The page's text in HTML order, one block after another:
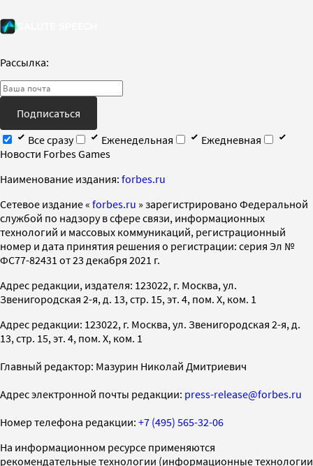
Рассылка:
Подписаться
Все сразу
Еженедельная
Ежедневная
Новости Forbes Games
Наименование издания: forbes.ru
Cетевое издание « forbes.ru » зарегистрировано Федеральной
службой по надзору в сфере связи, информационных
технологий и массовых коммуникаций, регистрационный
номер и дата принятия решения о регистрации: серия Эл №
ФС77-82431 от 23 декабря 2021 г.
Адрес редакции, издателя: 123022, г. Москва, ул.
Звенигородская 2-я, д. 13, стр. 15, эт. 4, пом. X, ком. 1
Адрес редакции: 123022, г. Москва, ул. Звенигородская 2-я, д.
13, стр. 15, эт. 4, пом. X, ком. 1
Главный редактор: Мазурин Николай Дмитриевич
Адрес электронной почты редакции: press-release@forbes.ru
Номер телефона редакции: +7 (495) 565-32-06
На информационном ресурсе применяются
рекомендательные технологии (информационные технологии